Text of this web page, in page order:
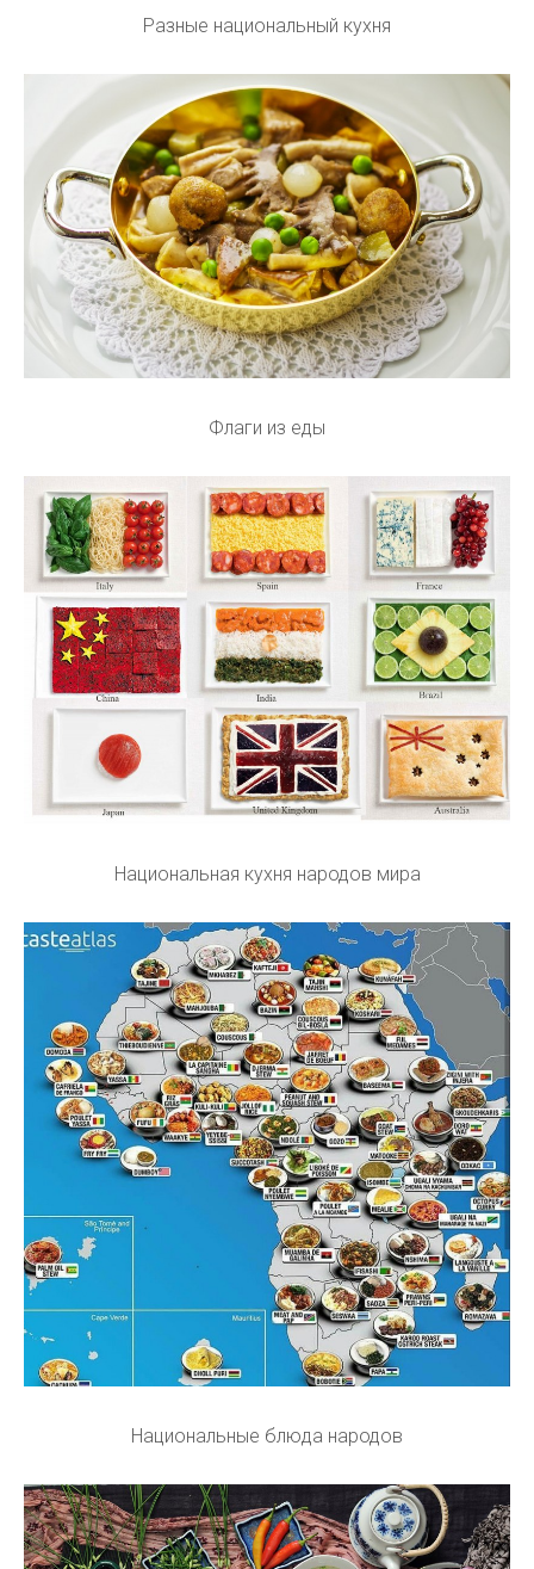
Разные национальный кухня
Флаги из еды
Национальная кухня народов мира
Национальные блюда народов